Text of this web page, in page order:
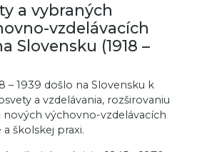
a vybraných
vzdelávacích
Slovensku (1918 –
– 1939 došlo na Slovensku k
a vzdelávania, rozširovaniu
nových výchovno-vzdelávacích
školskej praxi.